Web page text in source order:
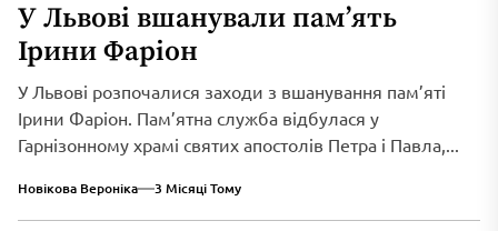
У Львові вшанували пам’ять
Ірини Фаріон
У Львові розпочалися заходи з вшанування пам’яті
Ірини Фаріон. Пам’ятна служба відбулася у
Гарнізонному храмі святих апостолів Петра і Павла,...
Новікова Вероніка 3 Місяці Тому